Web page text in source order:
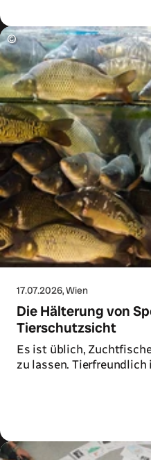
©
17.07.2026, Wien
Die Hälterung von
Tierschutzsicht
Es ist üblich,
zu lassen.